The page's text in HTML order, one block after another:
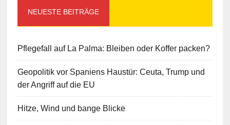
NEUESTE BEITRÄGE
Pflegefall auf La Palma: Bleiben oder Koffer packen?
Geopolitik vor Spaniens Haustür: Ceuta, Trump und
der Angriff auf die EU
Hitze, Wind und bange Blicke